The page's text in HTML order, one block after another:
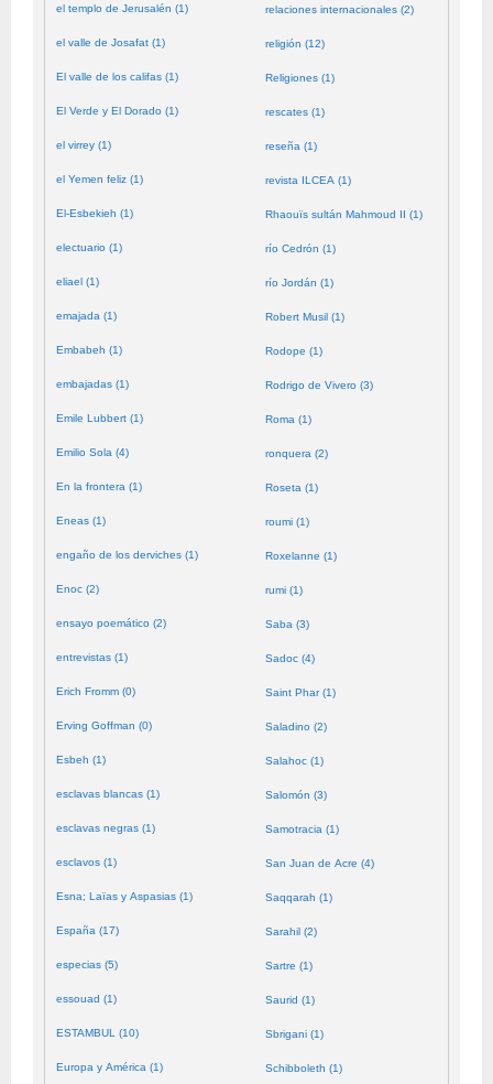
el templo de Jerusalén (1)
el valle de Josafat (1)
El valle de los califas (1)
El Verde y El Dorado (1)
el virrey (1)
el Yemen feliz (1)
El-Esbekieh (1)
electuario (1)
eliael (1)
emajada (1)
Embabeh (1)
embajadas (1)
Emile Lubbert (1)
Emilio Sola (4)
En la frontera (1)
Eneas (1)
engaño de los derviches (1)
Enoc (2)
ensayo poemático (2)
entrevistas (1)
Erich Fromm (0)
Erving Goffman (0)
Esbeh (1)
esclavas blancas (1)
esclavas negras (1)
esclavos (1)
Esna; Laïas y Aspasias (1)
España (17)
especias (5)
essouad (1)
ESTAMBUL (10)
Europa y América (1)
relaciones internacionales (2)
religión (12)
Religiones (1)
rescates (1)
reseña (1)
revista ILCEA (1)
Rhaouïs sultán Mahmoud II (1)
río Cedrón (1)
río Jordán (1)
Robert Musil (1)
Rodope (1)
Rodrigo de Vivero (3)
Roma (1)
ronquera (2)
Roseta (1)
roumi (1)
Roxelanne (1)
rumi (1)
Saba (3)
Sadoc (4)
Saint Phar (1)
Saladino (2)
Salahoc (1)
Salomón (3)
Samotracia (1)
San Juan de Acre (4)
Saqqarah (1)
Sarahil (2)
Sartre (1)
Saurid (1)
Sbrigani (1)
Schibboleth (1)